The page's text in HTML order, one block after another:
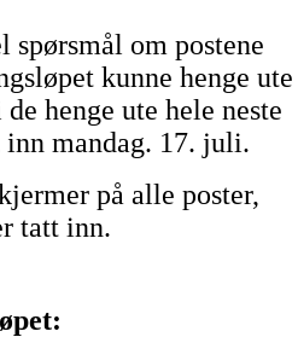
spørsmål om postene
kunne henge ute
henge ute hele neste
mandag. 17. juli.
på alle poster,
tatt inn.